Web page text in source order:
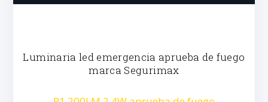
Luminaria led emergencia aprueba de fuego
marca Segurimax